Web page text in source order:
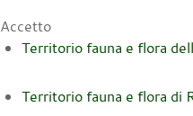
Accetto
Territorio fauna e flora
Territorio fauna e flora di